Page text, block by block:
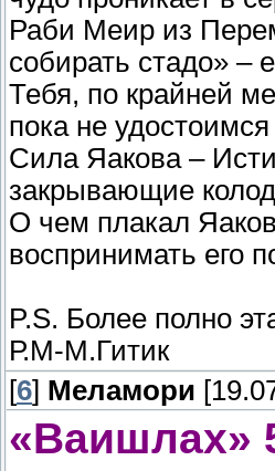
Раби Меир из
собирать стадо» –
Тебя, по крайней
пока не
Сила Яакова –
закрывающие
О чем плакал
воспринимать его
P.S. Более полно
Р.М-М.Гитик
[6] Меламори
«Ваишлах»